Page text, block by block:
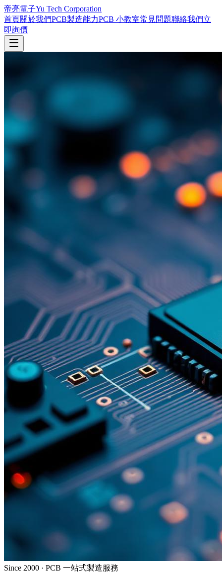
帝亮電子Yu Tech Corporation
首頁關於我們PCB製造能力PCB 小教室常見問題聯絡我們立
即詢價
Since 2000 · PCB 一站式製造服務